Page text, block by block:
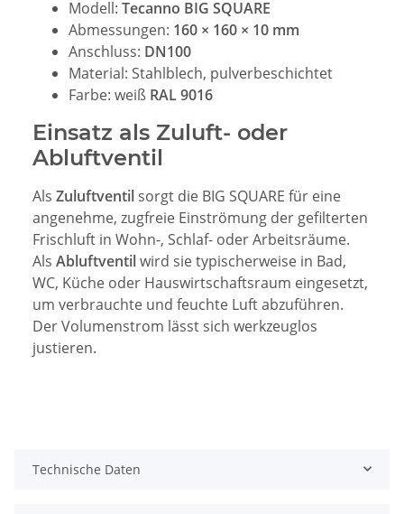
Modell: Tecanno BIG SQUARE
Abmessungen: 160 × 160 × 10 mm
Anschluss: DN100
Material: Stahlblech, pulverbeschichtet
Farbe: weiß RAL 9016
Einsatz als Zuluft- oder
Abluftventil
Als Zuluftventil sorgt die BIG SQUARE für eine
angenehme, zugfreie Einströmung der gefilterten
Frischluft in Wohn-, Schlaf- oder Arbeitsräume.
Als Abluftventilwird sie typischerweise in Bad,
WC, Küche oder Hauswirtschaftsraum eingesetzt,
um verbrauchte und feuchte Luft abzuführen.
Der Volumenstrom lässt sich werkzeuglos
justieren.
Technische Daten